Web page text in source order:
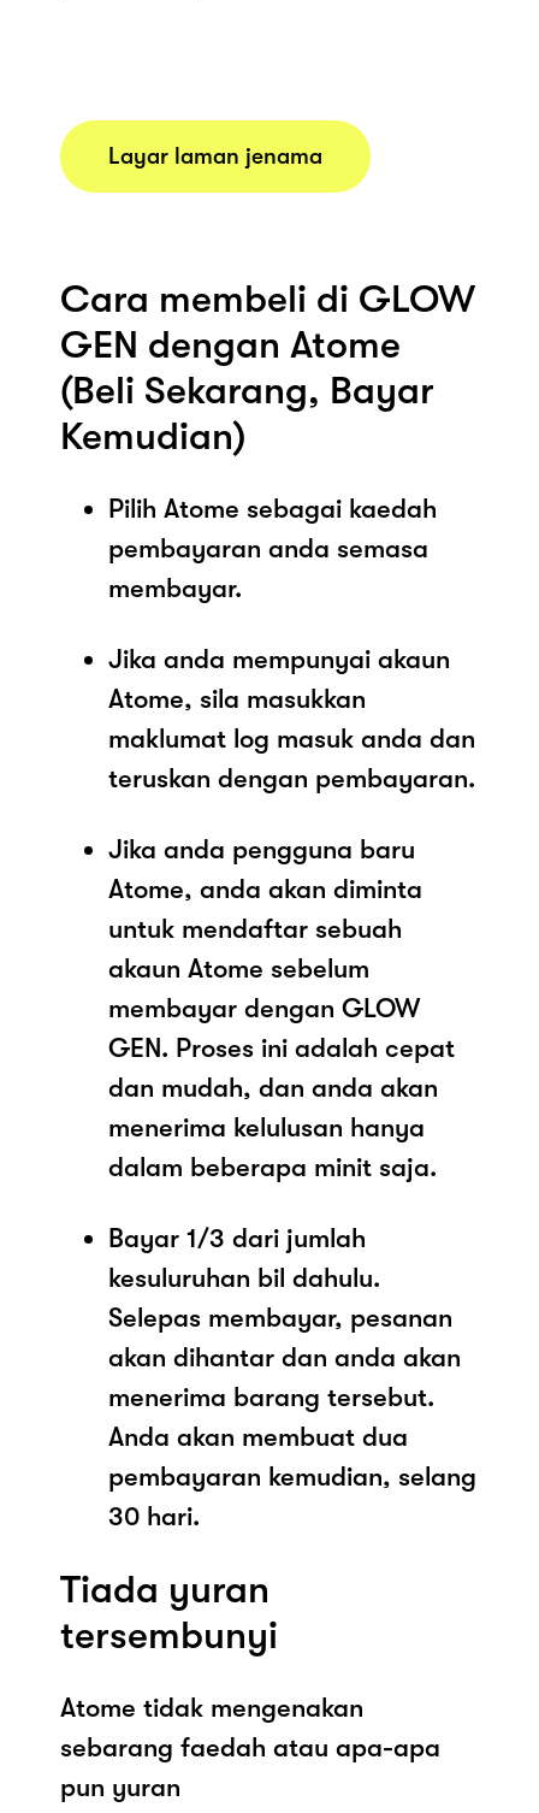
Layar laman jenama
Cara membeli di GLOW
GEN dengan Atome
(Beli Sekarang, Bayar
Kemudian)
Pilih Atome sebagai kaedah
pembayaran anda semasa
membayar.
Jika anda mempunyai akaun
Atome, sila masukkan
maklumat log masuk anda dan
teruskan dengan pembayaran.
Jika anda pengguna baru
Atome, anda akan diminta
untuk mendaftar sebuah
akaun Atome sebelum
membayar dengan GLOW
GEN. Proses ini adalah cepat
dan mudah, dan anda akan
menerima kelulusan hanya
dalam beberapa minit saja.
Bayar 1/3 dari jumlah
kesuluruhan bil dahulu.
Selepas membayar, pesanan
akan dihantar dan anda akan
menerima barang tersebut.
Anda akan membuat dua
pembayaran kemudian, selang
30 hari.
Tiada yuran
tersembunyi
Atome tidak mengenakan
sebarang faedah atau apa-apa
pun yuran